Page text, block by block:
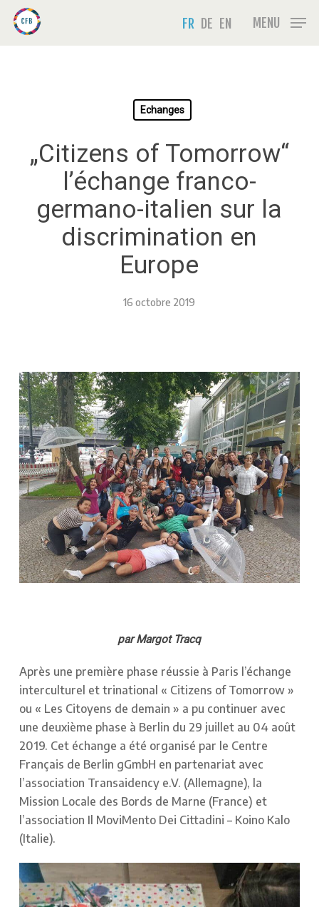
FR DE EN MENU
Echanges
„Citizens of Tomorrow“
l’échange franco-
germano-italien sur la
discrimination en
Europe
16 octobre 2019
par Margot Tracq
Après une première phase réussie à Paris l’échange
interculturel et trinational « Citizens of Tomorrow »
ou « Les Citoyens de demain » a pu continuer avec
une deuxième phase à Berlin du 29 juillet au 04 août
2019. Cet échange a été organisé par le Centre
Français de Berlin gGmbH en partenariat avec
l’association Transaidency e.V. (Allemagne), la
Mission Locale des Bords de Marne (France) et
l’association Il MoviMento Dei Cittadini – Koino Kalo
(Italie).